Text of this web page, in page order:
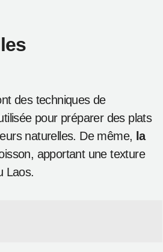
des techniques de
pour préparer des plats
naturelles. De même, la
apportant une texture
Laos.